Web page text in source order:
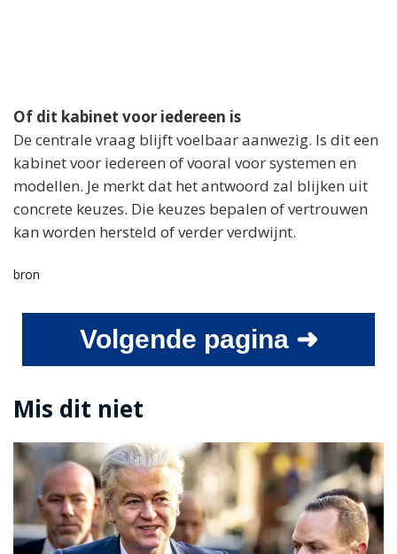
Of dit kabinet voor iedereen is
De centrale vraag blijft voelbaar aanwezig. Is dit een
kabinet voor iedereen of vooral voor systemen en
modellen. Je merkt dat het antwoord zal blijken uit
concrete keuzes. Die keuzes bepalen of vertrouwen
kan worden hersteld of verder verdwijnt.
bron
Volgende pagina ➜
Mis dit niet